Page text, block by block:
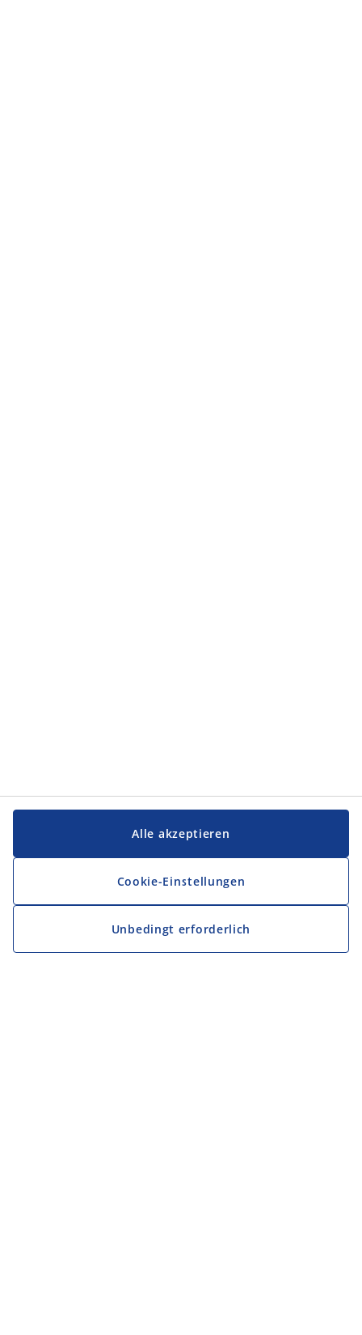
Alle akzeptieren
Cookie-Einstellungen
Unbedingt erforderlich